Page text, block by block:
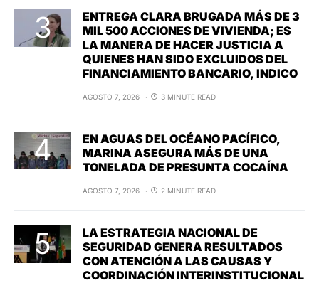
ENTREGA CLARA BRUGADA MÁS DE 3
MIL 500 ACCIONES DE VIVIENDA; ES
LA MANERA DE HACER JUSTICIA A
QUIENES HAN SIDO EXCLUIDOS DEL
FINANCIAMIENTO BANCARIO, INDICO
AGOSTO 7, 2026 3 MINUTE READ
EN AGUAS DEL OCÉANO PACÍFICO,
MARINA ASEGURA MÁS DE UNA
TONELADA DE PRESUNTA COCAÍNA
AGOSTO 7, 2026 2 MINUTE READ
LA ESTRATEGIA NACIONAL DE
SEGURIDAD GENERA RESULTADOS
CON ATENCIÓN A LAS CAUSAS Y
COORDINACIÓN INTERINSTITUCIONAL